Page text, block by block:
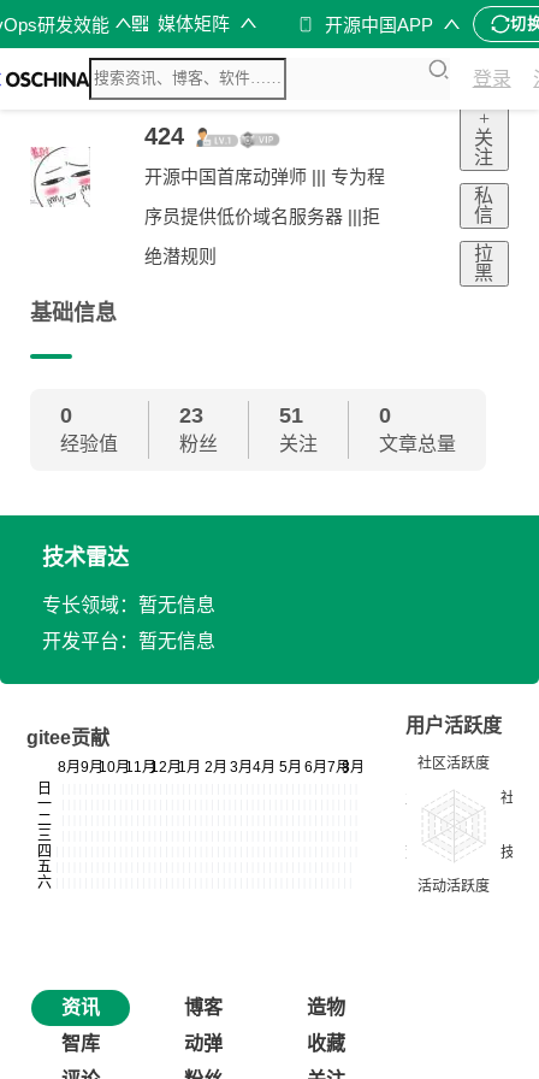
研发效能 媒体矩阵 开源中国APP 切
登录
424
开源中国首席动弹师 ||| 专为程
序员提供低价域名服务器 |||拒
绝潜规则
+
关
注
私
信
拉
黑
基础信息
0
经验值
23
粉丝
51
关注
0
文章总量
技术雷达
专长领域：暂无信息
开发平台：暂无信息
gitee贡献
用户活跃度
资讯 博客
造物
智库
动弹
收藏